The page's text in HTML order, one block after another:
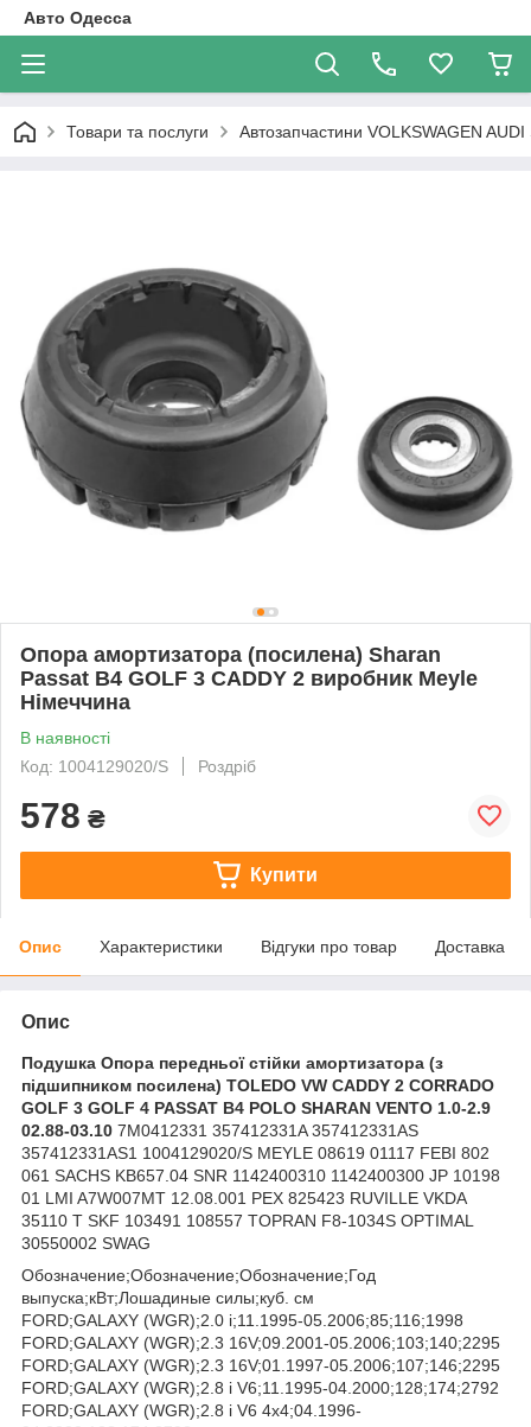
Авто Одесса
Товари та послуги Автозапчастини VOLKSWAGEN AUDI
Опора амортизатора (посилена) Sharan
Passat B4 GOLF 3 CADDY 2 виробник Meyle
Німеччина
В наявності
Код: 1004129020/S
Роздріб
578 ₴
Купити
Опис Характеристики Відгуки про товар Доставка
Опис
Подушка Опора передньої стійки амортизатора (з
підшипником посилена) TOLEDO VW CADDY 2 CORRADO
GOLF 3 GOLF 4 PASSAT B4 POLO SHARAN VENTO 1.0-2.9
02.88-03.10 7M0412331 357412331A 357412331AS
357412331AS1 1004129020/S MEYLE 08619 01117 FEBI 802
061 SACHS KB657.04 SNR 1142400310 1142400300 JP 10198
01 LMI A7W007MT 12.08.001 PEX 825423 RUVILLE VKDA
35110 T SKF 103491 108557 TOPRAN F8-1034S OPTIMAL
30550002 SWAG
Обозначение;Обозначение;Обозначение;Год
выпуска;кВт;Лошадиные силы;куб. см
FORD;GALAXY (WGR);2.0 i;11.1995-05.2006;85;116;1998
FORD;GALAXY (WGR);2.3 16V;09.2001-05.2006;103;140;2295
FORD;GALAXY (WGR);2.3 16V;01.1997-05.2006;107;146;2295
FORD;GALAXY (WGR);2.8 i V6;11.1995-04.2000;128;174;2792
FORD;GALAXY (WGR);2.8 i V6 4x4;04.1996-